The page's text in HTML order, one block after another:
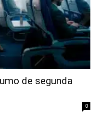
de segunda
0